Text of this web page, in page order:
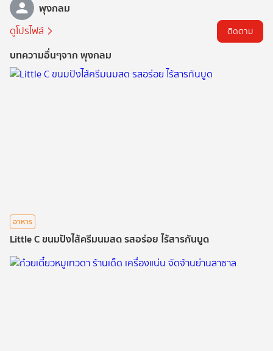
พุงกลม
ดูโปรไฟล์ ติดตาม
บทความอื่นๆจาก พุงกลม
อาหาร
Little C ขนมปังไส้ครีมนมสด รสอร่อย ไร้สารกันบูด